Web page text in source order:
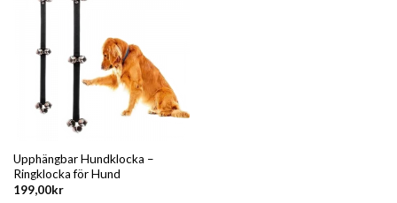
Upphängbar Hundklocka –
Ringklocka för Hund
199,00kr